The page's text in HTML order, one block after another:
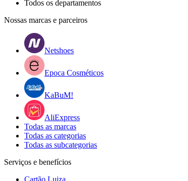
Todos os departamentos
Nossas marcas e parceiros
Netshoes
Epoca Cosméticos
KaBuM!
AliExpress
Todas as marcas
Todas as categorias
Todas as subcategorias
Serviços e benefícios
Cartão Luiza